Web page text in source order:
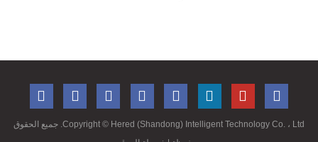
Copyright ©Hered (Shandong) Intelligent Technology Co. ، Ltd. جميع الحقوق